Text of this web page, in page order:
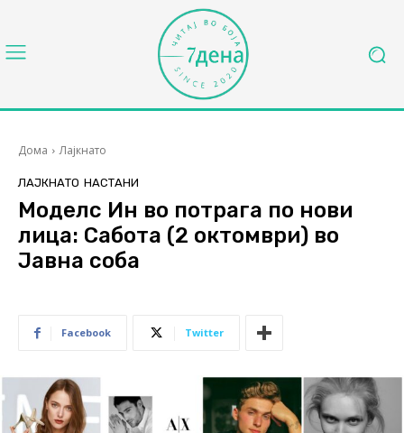
Дома Лајкнато
ЛАЈКНАТО НАСТАНИ
Моделс Ин во потрага по нови
лица: Сабота (2 октомври) во
Јавна соба
Facebook Twitter